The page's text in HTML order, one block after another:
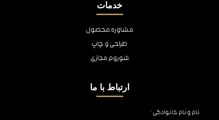
خدمات
مشاوره محصول
طراحی و چاپ
شوروم مجازی
ارتباط با ما
نام و نام خانوادگی*